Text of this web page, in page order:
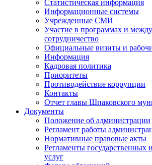
Статистическая информация
Информационные системы
Учрежденные СМИ
Участие в программах и
сотрудничество
Официальные визиты и
Информация
Кадровая политика
Приоритеты
Противодействие коррупции
Контакты
Отчет главы Шпаковского
Документы
Положение об администрации
Регламент работы
Нормативные правовые акты
Регламенты
услуг